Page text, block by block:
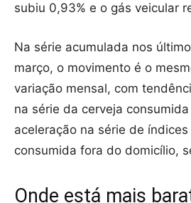
subiu 0,93% e o gás veicular
Na série acumulada nos
março, o movimento é o
variação mensal, com
na série da cerveja
aceleração na série de
consumida fora do domicílio,
Onde está mais